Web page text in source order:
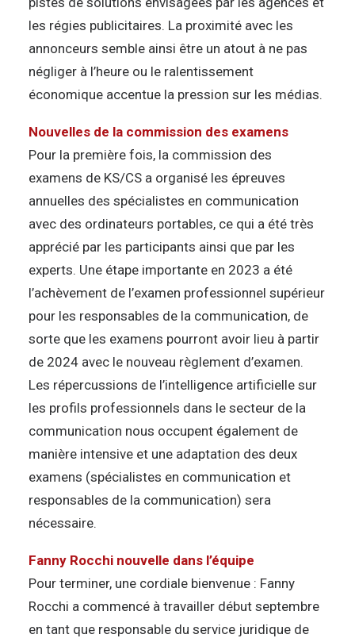
les régies publicitaires. La proximité avec les
annonceurs semble ainsi être un atout à ne pas
négliger à l’heure ou le ralentissement
économique accentue la pression sur les médias.
Nouvelles de la commission des examens
Pour la première fois, la commission des
examens de KS/CS a organisé les épreuves
annuelles des spécialistes en communication
avec des ordinateurs portables, ce qui a été très
apprécié par les participants ainsi que par les
experts. Une étape importante en 2023 a été
l’achèvement de l’examen professionnel supérieur
pour les responsables de la communication, de
sorte que les examens pourront avoir lieu à partir
de 2024 avec le nouveau règlement d’examen.
Les répercussions de l’intelligence artificielle sur
les profils professionnels dans le secteur de la
communication nous occupent également de
manière intensive et une adaptation des deux
examens (spécialistes en communication et
responsables de la communication) sera
nécessaire.
Fanny Rocchi nouvelle dans l’équipe
Pour terminer, une cordiale bienvenue : Fanny
Rocchi a commencé à travailler début septembre
en tant que responsable du service juridique de